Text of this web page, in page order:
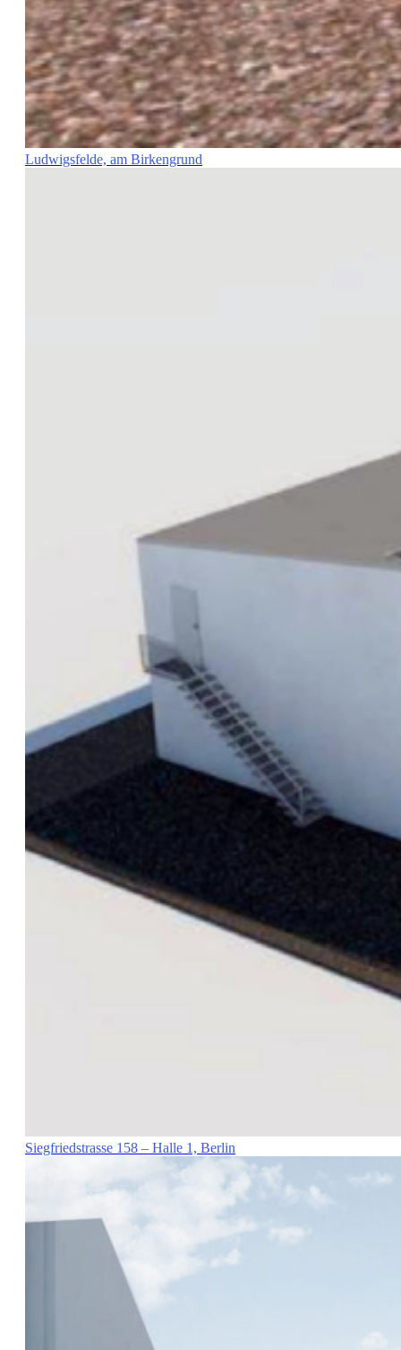
Ludwigsfelde, am Birkengrund
Siegfriedstrasse 158 – Halle 1, Berlin